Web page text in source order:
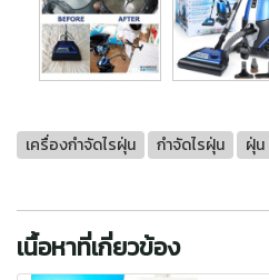
เครื่องกำจัดไรฝุ่น กำจัดไรฝุ่น ฝุ่น
เนื้อหาที่เกี่ยวข้อง